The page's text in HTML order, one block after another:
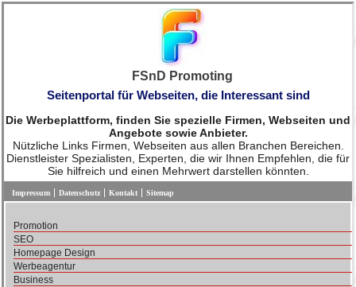
FSnD Promoting
Seitenportal für Webseiten, die Interessant sind
Die Werbeplattform, finden Sie spezielle Firmen, Webseiten und
Angebote sowie Anbieter.
Nützliche Links Firmen, Webseiten aus allen Branchen Bereichen.
Dienstleister Spezialisten, Experten, die wir Ihnen Empfehlen, die für
Sie hilfreich und einen Mehrwert darstellen könnten.
Impressum Datenschutz Kontakt Sitemap
Promotion
SEO
Homepage Design
Werbeagentur
Business